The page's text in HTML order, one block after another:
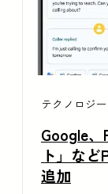
テクノロジー
Google
ト」な
追加